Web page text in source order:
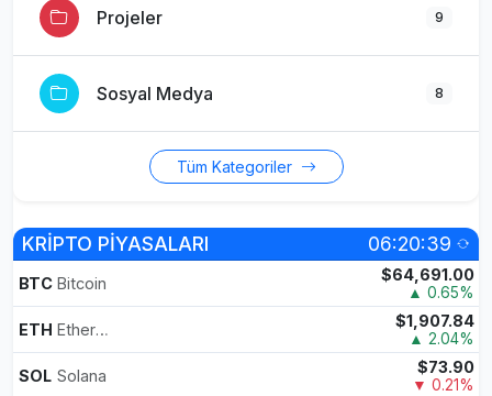
Projeler 9
Sosyal Medya 8
Tüm Kategoriler
KRİPTO PİYASALARI 06:20:39
BTC Bitcoin $64,691.00
▲ 0.65%
ETH Ethereum $1,907.84
▲ 2.04%
SOL Solana $73.90
▼ 0.21%